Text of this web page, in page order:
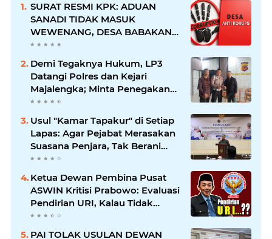
SURAT RESMI KPK: ADUAN
SANADI TIDAK MASUK
WEWENANG, DESA BABAKAN
JUSTRU DITETAPKAN DESA
ANTI KORUPSI OLEH
KEJAKSAAN
Demi Tegaknya Hukum, LP3
Datangi Polres dan Kejari
Majalengka; Minta Penegakan
Proporsional: Restoratif untuk
Lemah, Tegas untuk Narkoba &
Oknum
Usul "Kamar Tapakur" di Setiap
Lapas: Agar Pejabat Merasakan
Suasana Penjara, Tak Berani
Korupsi dan Menyalahgunakan
Ketua Dewan Pembina Pusat
ASWIN Kritisi Prabowo: Evaluasi
Pendirian URI, Kalau Tidak
Mendesak Sebaiknya
PAI TOLAK USULAN DEWAN